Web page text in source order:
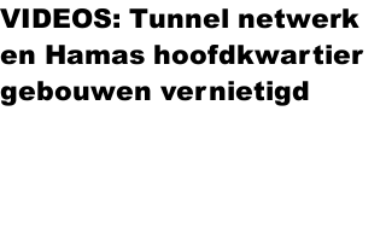
VIDEOS: Tunnel netwerk
en Hamas hoofdkwartier
gebouwen vernietigd